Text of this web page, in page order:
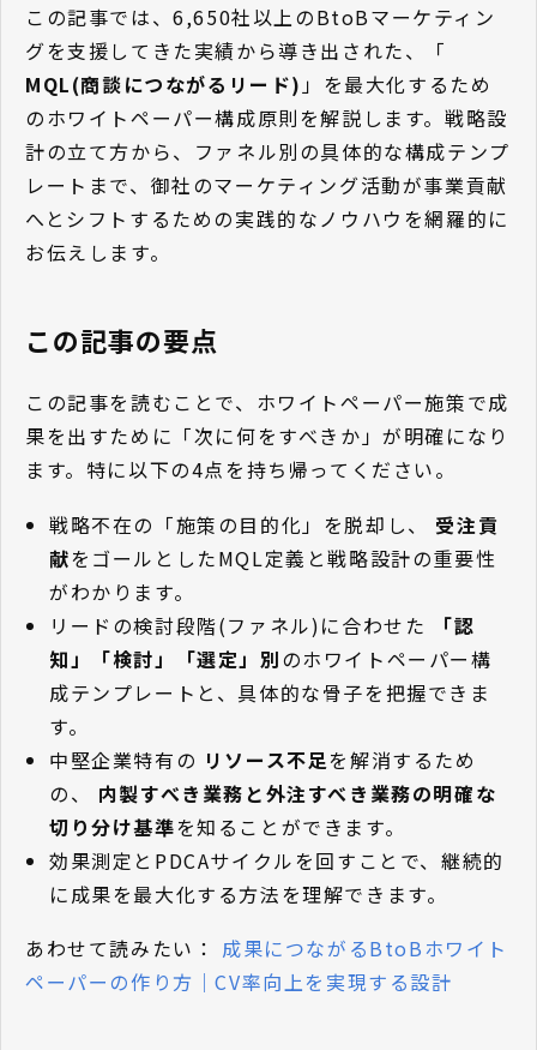
この記事では、6,650社以上のBtoBマーケティン
グを支援してきた実績から導き出された、「
MQL(商談につながるリード)」を最大化するため
のホワイトペーパー構成原則を解説します。戦略設
計の立て方から、ファネル別の具体的な構成テンプ
レートまで、御社のマーケティング活動が事業貢献
へとシフトするための実践的なノウハウを網羅的に
お伝えします。
この記事の要点
この記事を読むことで、ホワイトペーパー施策で成
果を出すために「次に何をすべきか」が明確になり
ます。特に以下の4点を持ち帰ってください。
戦略不在の「施策の目的化」を脱却し、 受注貢
献をゴールとしたMQL定義と戦略設計の重要性
がわかります。
リードの検討段階(ファネル)に合わせた
「認
知」「検討」「選定」別のホワイトペーパー構
成テンプレートと、具体的な骨子を把握できま
す。
中堅企業特有の リソース不足を解消するため
の、 内製すべき業務と外注すべき業務の明確な
切り分け基準を知ることができます。
効果測定とPDCAサイクルを回すことで、継続的
に成果を最大化する方法を理解できます。
あわせて読みたい： 成果につながるBtoBホワイト
ペーパーの作り方｜CV率向上を実現する設計